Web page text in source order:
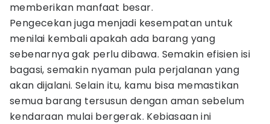
memberikan manfaat besar.
Pengecekan juga menjadi kesempatan untuk
menilai kembali apakah ada barang yang
sebenarnya gak perlu dibawa. Semakin efisien isi
bagasi, semakin nyaman pula perjalanan yang
akan dijalani. Selain itu, kamu bisa memastikan
semua barang tersusun dengan aman sebelum
kendaraan mulai bergerak. Kebiasaan ini